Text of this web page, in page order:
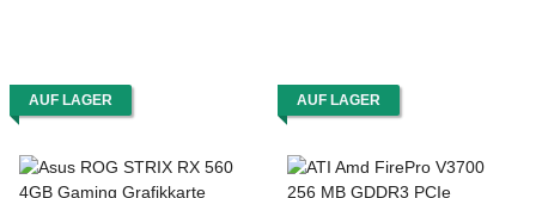
AUF LAGER AUF LAGER